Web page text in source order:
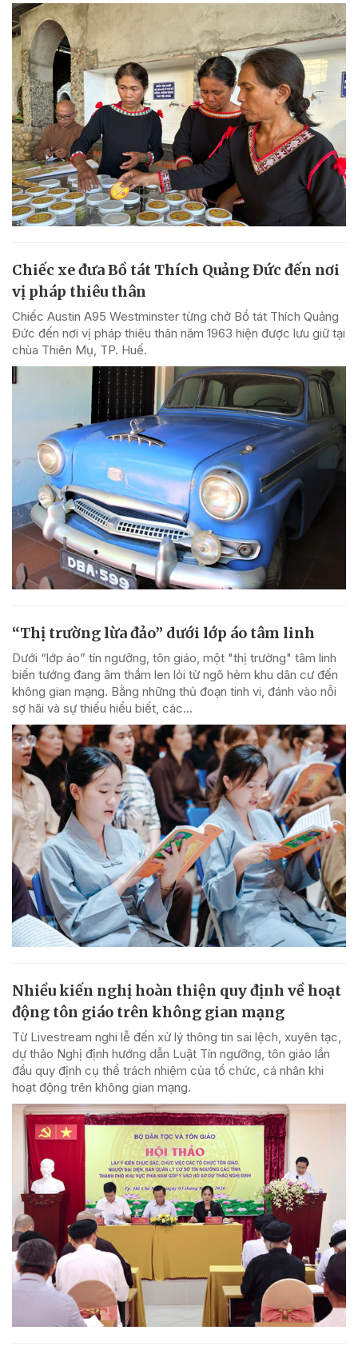
Chiếc xe đưa Bồ tát Thích Quảng Đức đến nơi
vị pháp thiêu thân
Chiếc Austin A95 Westminster từng chở Bồ tát Thích Quảng
Đức đến nơi vị pháp thiêu thân năm 1963 hiện được lưu giữ tại
chùa Thiên Mụ, TP. Huế.
“Thị trường lừa đảo” dưới lớp áo tâm linh
Dưới “lớp áo” tín ngưỡng, tôn giáo, một "thị trường" tâm linh
biến tướng đang âm thầm len lỏi từ ngõ hẻm khu dân cư đến
không gian mạng. Bằng những thủ đoạn tinh vi, đánh vào nỗi
sợ hãi và sự thiếu hiểu biết, các...
Nhiều kiến nghị hoàn thiện quy định về hoạt
động tôn giáo trên không gian mạng
Từ Livestream nghi lễ đến xử lý thông tin sai lệch, xuyên tạc,
dự thảo Nghị định hướng dẫn Luật Tín ngưỡng, tôn giáo lần
đầu quy định cụ thể trách nhiệm của tổ chức, cá nhân khi
hoạt động trên không gian mạng.